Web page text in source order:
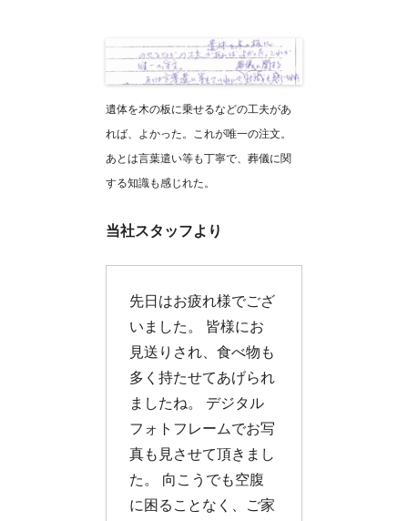
遺体を木の板に乗せるなどの工夫があ
れば、よかった。これが唯一の注文。
あとは言葉遣い等も丁寧で、葬儀に関
する知識も感じれた。
当社スタッフより
先日はお疲れ様でござ
いました。 皆様にお
見送りされ、食べ物も
多く持たせてあげられ
ましたね。 デジタル
フォトフレームでお写
真も見させて頂きまし
た。 向こうでも空腹
に困ることなく、ご家